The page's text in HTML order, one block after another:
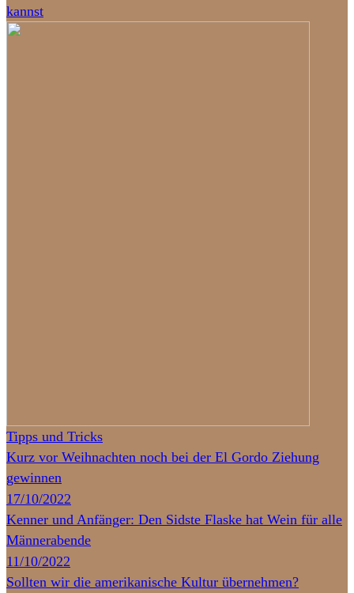
kannst
Tipps und Tricks
Kurz vor Weihnachten noch bei der El Gordo Ziehung
gewinnen
17/10/2022
Kenner und Anfänger: Den Sidste Flaske hat Wein für alle
Männerabende
11/10/2022
Sollten wir die amerikanische Kultur übernehmen?